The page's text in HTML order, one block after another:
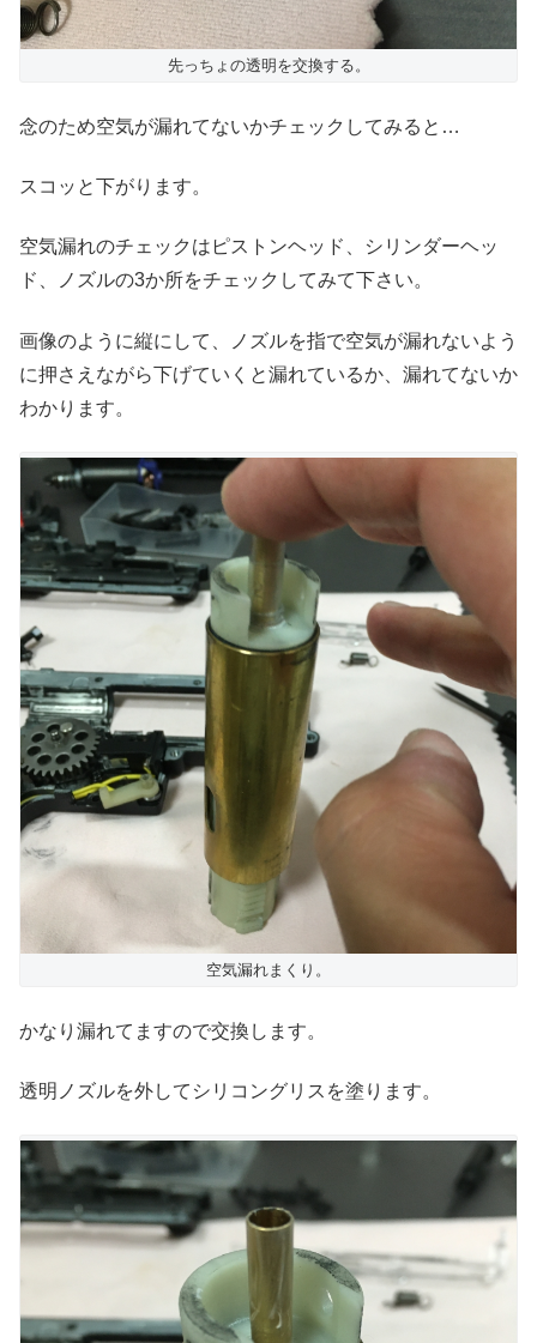
先っちょの透明を交換する。
念のため空気が漏れてないかチェックしてみると…
スコッと下がります。
空気漏れのチェックはピストンヘッド、シリンダーヘッ
ド、ノズルの3か所をチェックしてみて下さい。
画像のように縦にして、ノズルを指で空気が漏れないよう
に押さえながら下げていくと漏れているか、漏れてないか
わかります。
空気漏れまくり。
かなり漏れてますので交換します。
透明ノズルを外してシリコングリスを塗ります。